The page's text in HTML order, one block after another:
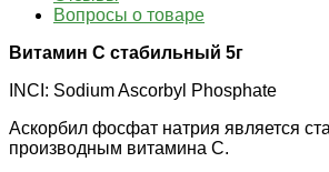
Вопросы о товаре
Витамин С стабильный 5г
INCI: Sodium Ascorbyl Phosphate
Аскорбил фосфат натрия является
производным витамина С.